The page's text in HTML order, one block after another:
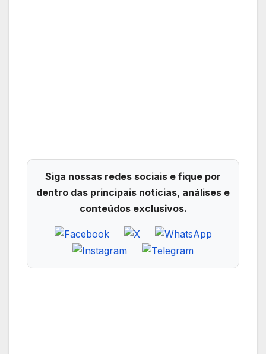
Siga nossas redes sociais e fique por
dentro das principais notícias, análises e
conteúdos exclusivos.